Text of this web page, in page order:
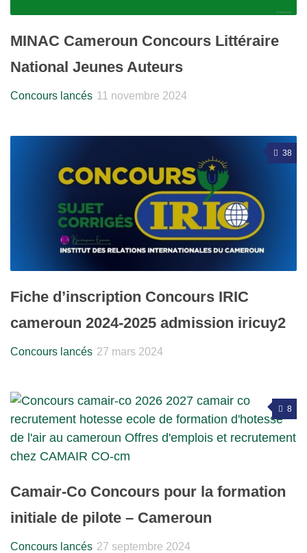
MINAC Cameroun Concours Littéraire
National Jeunes Auteurs
Concours lancés 11 novembre 2024
38
Fiche d’inscription Concours IRIC
cameroun 2024-2025 admission iricuy2
Concours lancés 27 mars 2024
8
Camair-Co Concours pour la formation
initiale de pilote – Cameroun
Concours lancés 27 septembre 2024